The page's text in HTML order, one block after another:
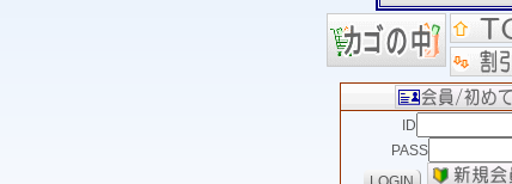
ID
PASS